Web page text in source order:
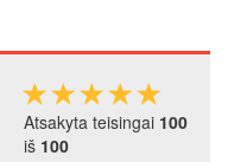
Atsakyta teisingai 100
iš 100